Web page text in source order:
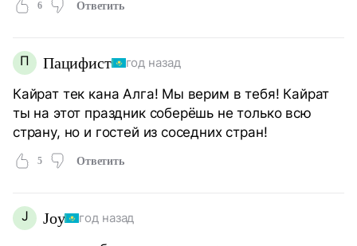
6 Ответить
П Пацифист год назад
Кайрат тек кана Алга! Мы верим в тебя! Кайрат
ты на этот праздник соберёшь не только всю
страну, но и гостей из соседних стран!
5 Ответить
J Joy год назад